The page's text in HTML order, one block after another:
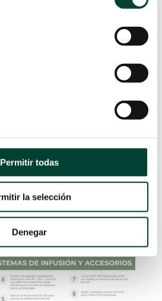
Permitir todas
la selección
Denegar
el cambio del mismo
todos los equipos de
y otros accesorios.
de fluidos que contienen
una luz exclusiva para la
.
de nutrición
emulsiones lipídicas
.
8